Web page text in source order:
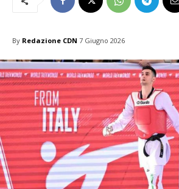
By Redazione CDN 7 Giugno 2026